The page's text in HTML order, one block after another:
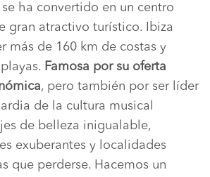
ha convertido en un centro
gran atractivo turístico. Ibiza
más de 160 km de costas y
Famosa por su oferta
, pero también por ser líder
de la cultura musical
de belleza inigualable,
exuberantes y localidades
que perderse. Hacemos un